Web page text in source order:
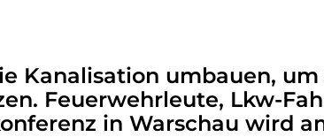
Kanalisation umbauen, um
Feuerwehrleute, Lkw-
in Warschau wird